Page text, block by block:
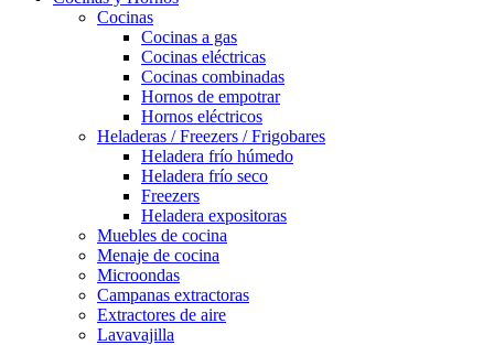
Cocinas
Cocinas a gas
Cocinas eléctricas
Cocinas combinadas
Hornos de empotrar
Hornos eléctricos
Heladeras / Freezers / Frigobares
Heladera frío húmedo
Heladera frío seco
Freezers
Heladera expositoras
Muebles de cocina
Menaje de cocina
Microondas
Campanas extractoras
Extractores de aire
Lavavajilla